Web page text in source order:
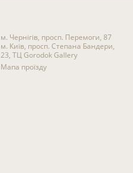
м. Чернігів, просп. Перемоги, 87
м. Київ, просп. Степана Бандери,
23, ТЦ Gorodok Gallery
Мапа проїзду